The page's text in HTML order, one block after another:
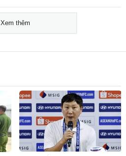
Xem thêm